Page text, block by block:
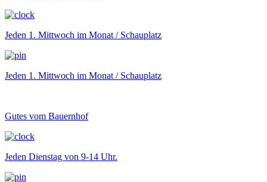
Jeden 1. Mittwoch im Monat / Schauplatz
Jeden 1. Mittwoch im Monat / Schauplatz
Gutes vom Bauernhof
Jeden Dienstag von 9-14 Uhr.